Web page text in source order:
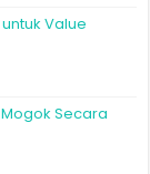
Value
Secara